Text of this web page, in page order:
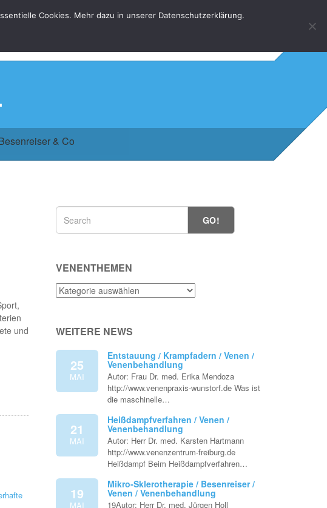
& Co
und
GO!
VENENTHEMEN
Venenthemen
WEITERE NEWS
25
MAI
Entstauung / Krampfadern / Venen /
Venenbehandlung
Autor: Frau Dr. med. Erika Mendoza
http://www.venenpraxis-wunstorf.de Was ist
die maschinelle…
21
MAI
Heißdampfverfahren / Venen /
Venenbehandlung
Autor: Herr Dr. med. Karsten Hartmann
http://www.venenzentrum-freiburg.de
Heißdampf Beim Heißdampfverfahren…
19
MAI
Mikro-Sklerotherapie / Besenreiser /
Venen / Venenbehandlung
19Autor: Herr Dr. med. Jürgen Holl
Cookies. Mehr dazu in unserer Datenschutzerklärung.